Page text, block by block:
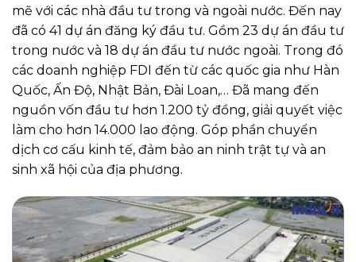
mẽ với các nhà đầu tư trong và ngoài nước. Đến nay
đã có 41 dự án đăng ký đầu tư. Gồm 23 dự án đầu tư
trong nước và 18 dự án đầu tư nước ngoài. Trong đó
các doanh nghiệp FDI đến từ các quốc gia như Hàn
Quốc, Ấn Độ, Nhật Bản, Đài Loan,… Đã mang đến
nguồn vốn đầu tư hơn 1.200 tỷ đồng, giải quyết việc
làm cho hơn 14.000 lao động. Góp phần chuyển
dịch cơ cấu kinh tế, đảm bảo an ninh trật tự và an
sinh xã hội của địa phương.